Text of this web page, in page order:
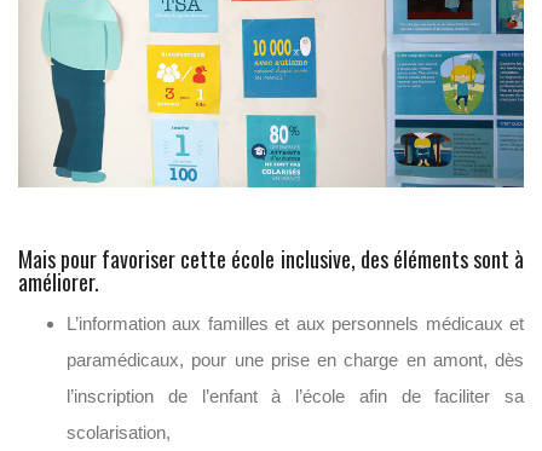
Mais pour favoriser cette école inclusive, des éléments sont à
améliorer.
L’information aux familles et aux personnels médicaux et
paramédicaux, pour une prise en charge en amont, dès
l’inscription de l’enfant à l’école afin de faciliter sa
scolarisation,